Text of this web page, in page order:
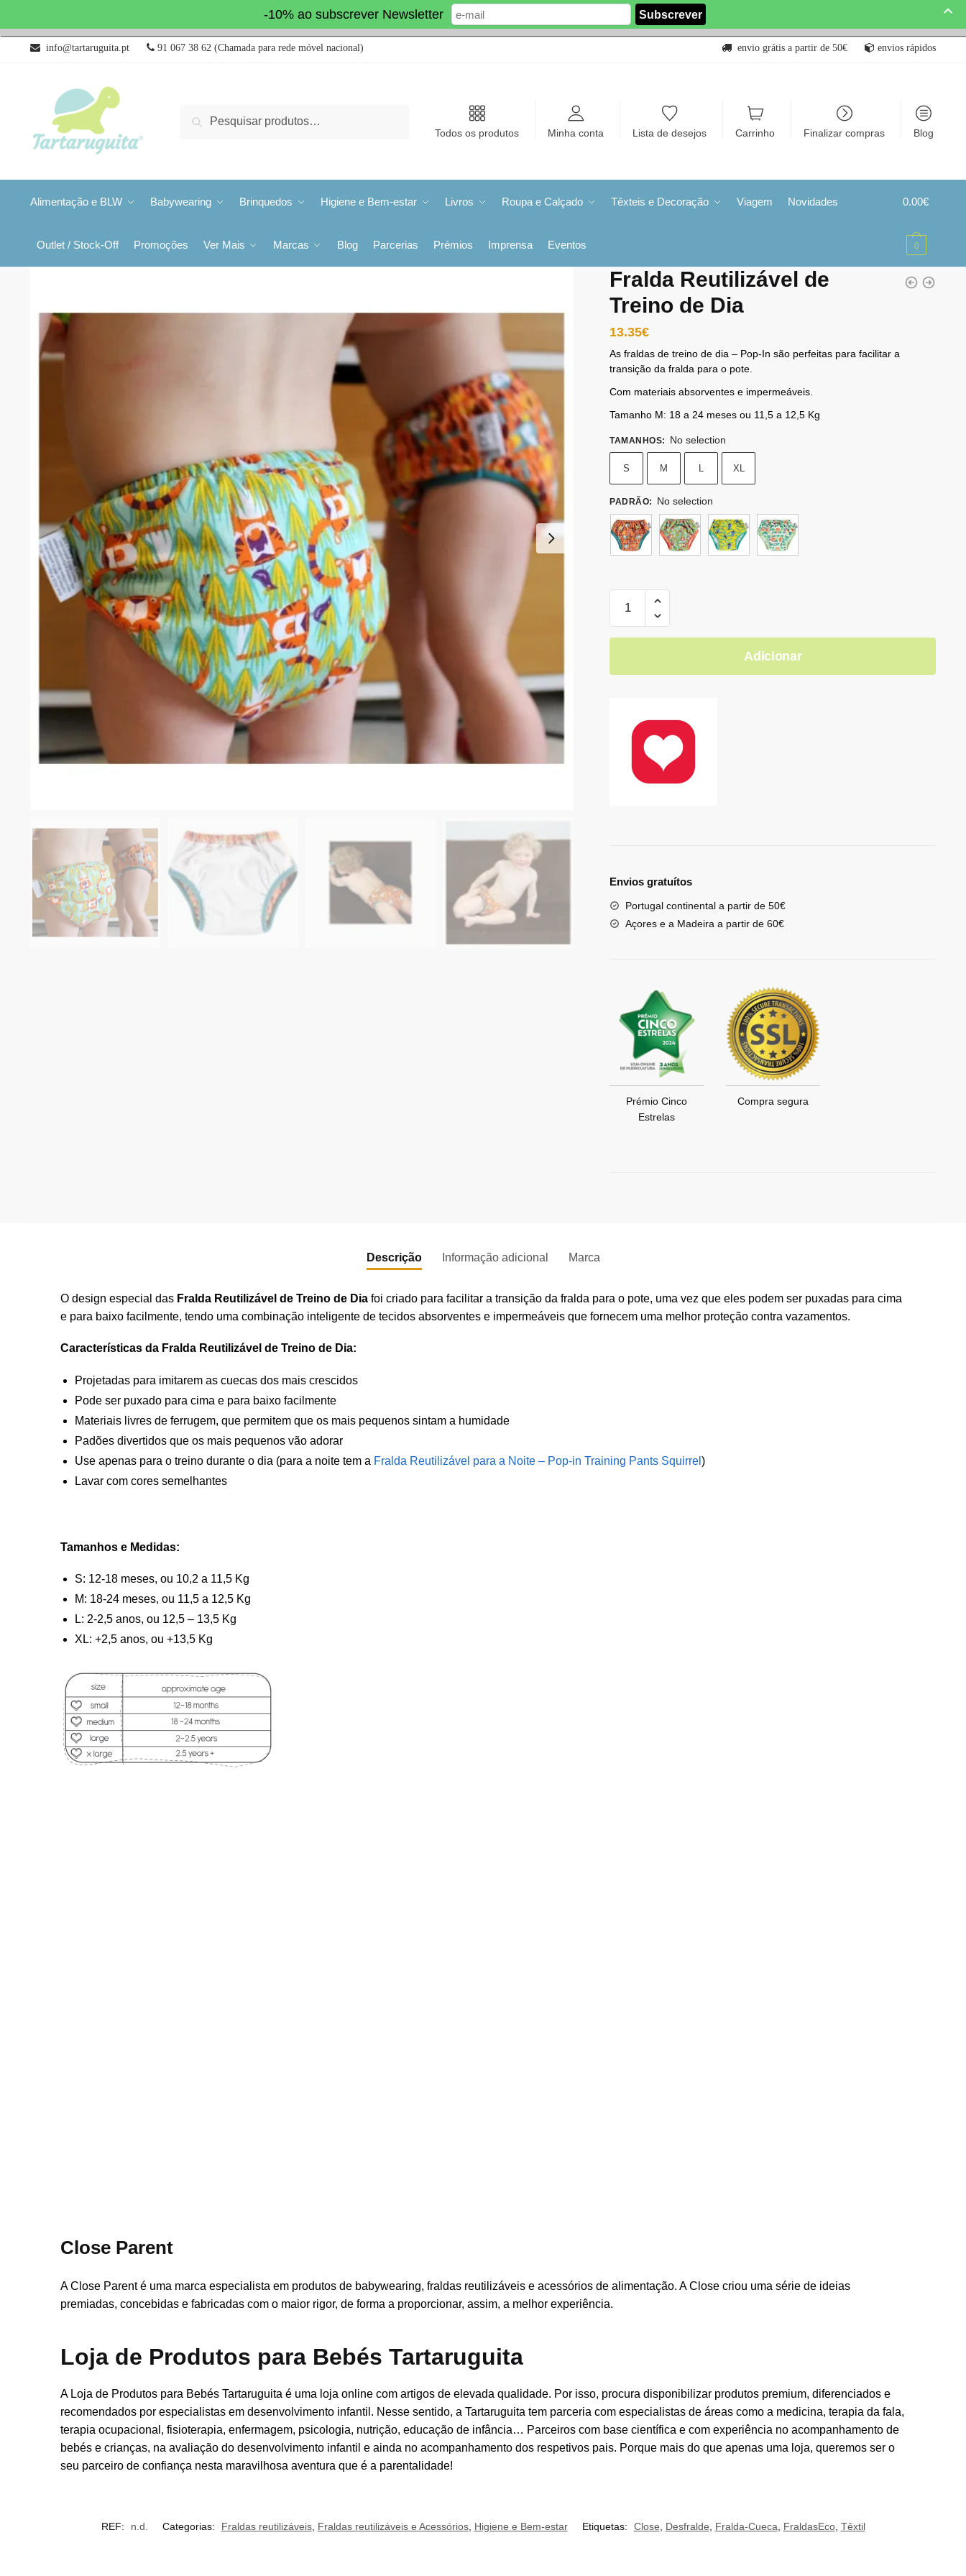
-10% ao subscrever Newsletter
info@tartaruguita.pt 91 067 38 62 (Chamada para rede móvel nacional) envio grátis a partir de 50€ envios rápidos
Pesquisa
Todos os produtos Minha conta Lista de desejos Carrinho Finalizar compras Blog
Alimentação e BLW Babywearing Brinquedos Higiene e Bem-estar Livros Roupa e Calçado Têxteis e Decoração Viagem Novidades
Outlet / Stock-Off Promoções Ver Mais Marcas Blog Parcerias Prémios Imprensa Eventos
0.00€
0
Fralda Reutilizável de
Treino de Dia
13.35€
As fraldas de treino de dia – Pop-In são perfeitas para facilitar a
transição da fralda para o pote.
Com materiais absorventes e impermeáveis.
Tamanho M: 18 a 24 meses ou 11,5 a 12,5 Kg
TAMANHOS: No selection
S M L XL
PADRÃO: No selection
Adicionar
Envios gratuítos
Portugal continental a partir de 50€
Açores e a Madeira a partir de 60€
Prémio Cinco
Estrelas
Compra segura
Descrição Informação adicional Marca
O design especial das Fralda Reutilizável de Treino de Diafoi criado para facilitar a transição da fralda para o pote, uma vez que eles podem ser puxadas para cima
e para baixo facilmente, tendo uma combinação inteligente de tecidos absorventes e impermeáveis que fornecem uma melhor proteção contra vazamentos.
Características da Fralda Reutilizável de Treino de Dia:
Projetadas para imitarem as cuecas dos mais crescidos
Pode ser puxado para cima e para baixo facilmente
Materiais livres de ferrugem, que permitem que os mais pequenos sintam a humidade
Padões divertidos que os mais pequenos vão adorar
Use apenas para o treino durante o dia (para a noite tem a Fralda Reutilizável para a Noite – Pop-in Training Pants Squirrel )
Lavar com cores semelhantes
Tamanhos e Medidas:
S: 12-18 meses, ou 10,2 a 11,5 Kg
M: 18-24 meses, ou 11,5 a 12,5 Kg
L: 2-2,5 anos, ou 12,5 – 13,5 Kg
XL: +2,5 anos, ou +13,5 Kg
Close Parent
A Close Parent é uma marca especialista em produtos de babywearing, fraldas reutilizáveis e acessórios de alimentação. A Close criou uma série de ideias
premiadas, concebidas e fabricadas com o maior rigor, de forma a proporcionar, assim, a melhor experiência.
Loja de Produtos para Bebés Tartaruguita
A Loja de Produtos para Bebés Tartaruguita é uma loja online com artigos de elevada qualidade. Por isso, procura disponibilizar produtos premium, diferenciados e
recomendados por especialistas em desenvolvimento infantil. Nesse sentido, a Tartaruguita tem parceria com especialistas de áreas como a medicina, terapia da fala,
terapia ocupacional, fisioterapia, enfermagem, psicologia, nutrição, educação de infância… Parceiros com base científica e com experiência no acompanhamento de
bebés e crianças, na avaliação do desenvolvimento infantil e ainda no acompanhamento dos respetivos pais. Porque mais do que apenas uma loja, queremos ser o
seu parceiro de confiança nesta maravilhosa aventura que é a parentalidade!
REF: n.d. Categorias: Fraldas reutilizáveis, Fraldas reutilizáveis e Acessórios, Higiene e Bem-estar Etiquetas: Close Desfralde Fralda-Cueca FraldasEco, Têxtil